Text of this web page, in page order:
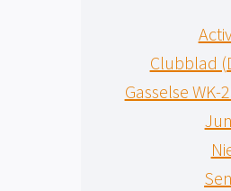
Clubblad
Gasselse